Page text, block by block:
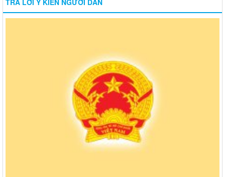
TRẢ LỜI Ý KIẾN NGƯỜI DÂN